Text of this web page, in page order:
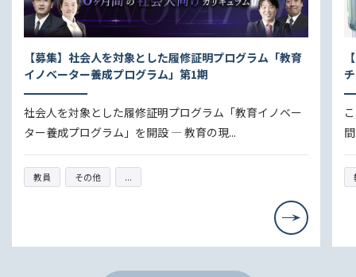
た履修証明プログラム「教育
ム」第1期
明プログラム「教育イノベー
設 ― 教育の現...
【7月29・30・31日開催】「
チング」リアル・セッション
この度、「インタラクティブ
間の対面集中講座「リアル・
インタラクティブ・ティ